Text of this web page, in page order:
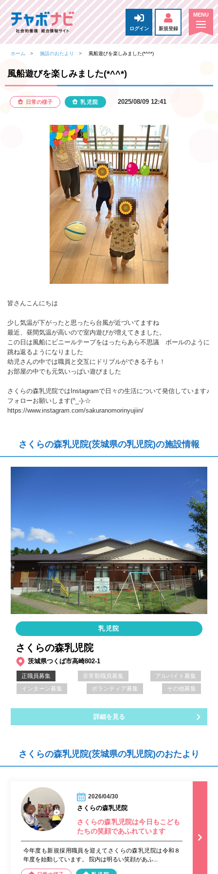
ログイン 新規登録
ホーム 施設のおたより 風船遊びを楽しみました(*^^*)
風船遊びを楽しみました(*^^*)
日常の様子 乳児院 2025/08/09 12:41
皆さんこんにちは
少し気温が下がったと思ったら台風が近づいてますね
最近、昼間気温が高いので室内遊びが増えてきました。
この日は風船にビニールテープをはったらあら不思議 ボールのように
跳ね返るようになりました
幼児さんの中では職員と交互にドリブルができる子も！
お部屋の中でも元気いっぱい遊びました
さくらの森乳児院ではInstagramで日々の生活について発信しています♪
フォローお願いします(^_-)-☆
https://www.instagram.com/sakuranomorinyujiin/
さくらの森乳児院(茨城県の乳児院)の施設情報
乳児院
さくらの森乳児院
茨城県つくば市高崎802-1
正職員募集 非常勤職員募集
アルバイト募集
インターン募集
ボランティア募集 その他募集
詳細を見る
さくらの森乳児院(茨城県の乳児院)のおたより
2026/04/30
さくらの森乳児院
さくらの森乳児院は今日もこども
たちの笑顔であふれています
今年度も新規採用職員を迎えてさくらの森乳児院は令和８
年度を始動しています。 院内は明るい笑顔があふ...